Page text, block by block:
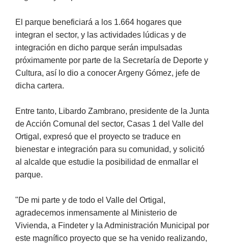
El parque beneficiará a los 1.664 hogares que
integran el sector, y las actividades lúdicas y de
integración en dicho parque serán impulsadas
próximamente por parte de la Secretaría de Deporte y
Cultura, así lo dio a conocer Argeny Gómez, jefe de
dicha cartera.
Entre tanto, Libardo Zambrano, presidente de la Junta
de Acción Comunal del sector, Casas 1 del Valle del
Ortigal, expresó que el proyecto se traduce en
bienestar e integración para su comunidad, y solicitó
al alcalde que estudie la posibilidad de enmallar el
parque.
"De mi parte y de todo el Valle del Ortigal,
agradecemos inmensamente al Ministerio de
Vivienda, a Findeter y la Administración Municipal por
este magnífico proyecto que se ha venido realizando,